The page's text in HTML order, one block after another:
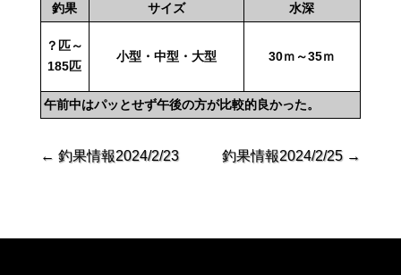
釣果 サイズ 水深
？匹～
185匹
小型・中型・大型 30ｍ～35ｍ
午前中はパッとせず午後の方が比較的良かった。
← 釣果情報2024/2/23 釣果情報2024/2/25→